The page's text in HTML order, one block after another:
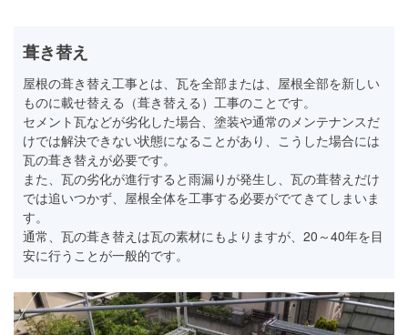
葺き替え
屋根の葺き替え工事とは、瓦を全部または、屋根全部を新しい
ものに載せ替える（葺き替える）工事のことです。
セメント瓦などが劣化した場合、塗装や通常のメンテナンスだ
けでは解決できない状態になることがあり、こうした場合には
瓦の葺き替えが必要です。
また、瓦の劣化が進行すると雨漏りが発生し、瓦の葺替えだけ
では追いつかず、屋根全体を工事する必要がでてきてしまいま
す。
通常、瓦の葺き替えは瓦の素材にもよりますが、20～40年を目
安に行うことが一般的です。